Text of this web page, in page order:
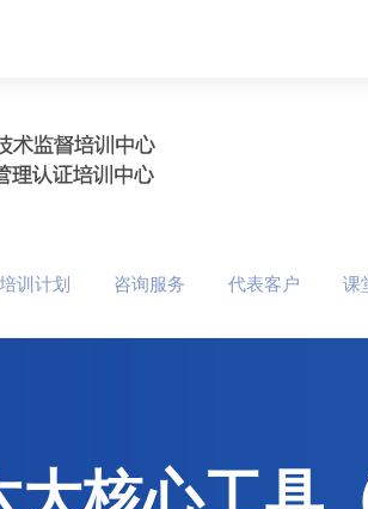
培训计划 咨询服务 代表客户 课